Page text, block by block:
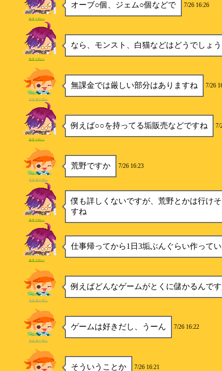
オーブ○個、ジェム○個などで 7/26 16:26
あすとれい
なら、モンスト、白猫などはどうでしょ
あすとれい
無課金では厳しい部分はありますね 7/26
ラスターザン
例えば○○を持ってる垢販売などですね 7/
あすとれい
荒野ですか 7/26 16:23
ラスターザン
僕も詳しくないですが、荒野とかは行け
すね
あすとれい
仕事帰ってから1日3垢ぶんぐらい作って
あすとれい
例えばどんなゲームがとくに儲かるんで
ラスターザン
ゲームは好きだし、うーん 7/26 16:22
ラスターザン
そういうことか 7/26 16:21